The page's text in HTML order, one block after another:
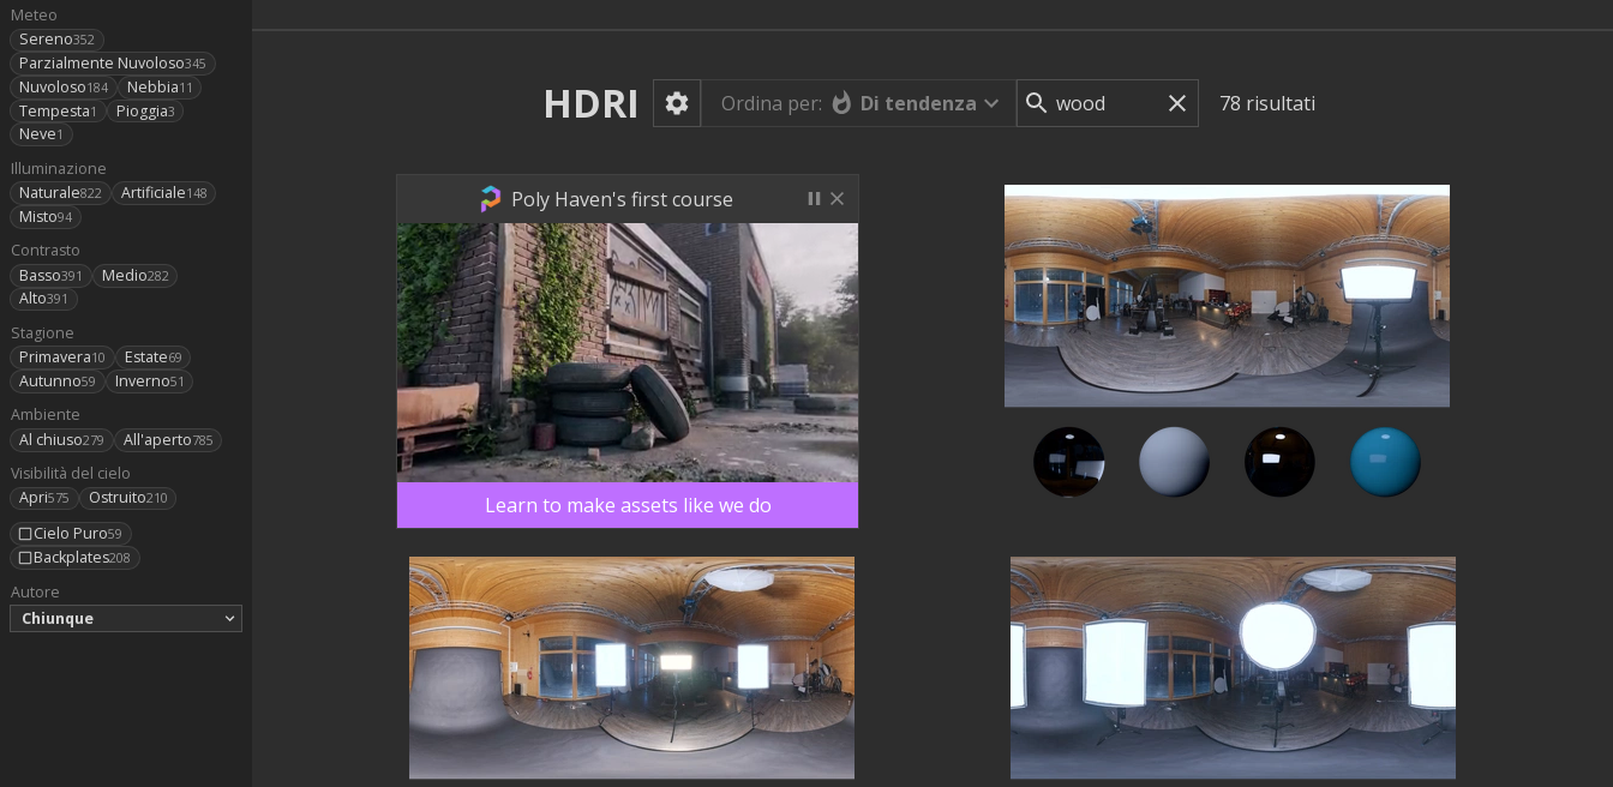
Meteo
Sereno352
Parzialmente Nuvoloso345
Nuvoloso184 Nebbia11
Tempesta1 Pioggia3
Neve1
Illuminazione
Naturale822 Artificiale148
Misto94
Contrasto
Basso391 Medio282
Alto391
Stagione
Primavera10 Estate69
Autunno59 Inverno51
Ambiente
Al chiuso279 All'aperto785
Visibilità del cielo
Apri575 Ostruito210
Cielo Puro59
Backplates208
Autore
Chiunque
HDRI Ordina per: Di tendenza 78 risultati
Poly Haven's first course
Learn to make assets like we do